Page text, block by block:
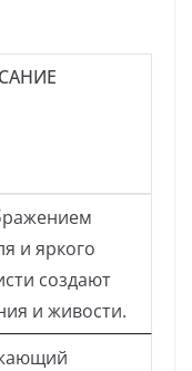
и яркого
создают
и живости.